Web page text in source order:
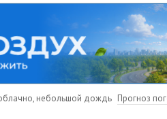
небольшой дождь Прогноз